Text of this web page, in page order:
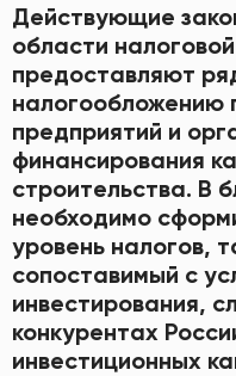
Действующие
области
предоставляют
налогообложению
предприятий и
финансирования
строительства. В
необходимо
уровень налогов,
сопоставимый с
инвестирования,
конкурентах
инвестиционных